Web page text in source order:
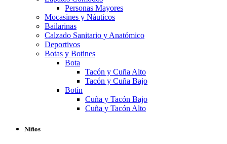
Personas Mayores
Mocasines y Náuticos
Bailarinas
Calzado Sanitario y Anatómico
Deportivos
Botas y Botines
Bota
Tacón y Cuña Alto
Tacón y Cuña Bajo
Botín
Cuña y Tacón Bajo
Cuña y Tacón Alto
Niños